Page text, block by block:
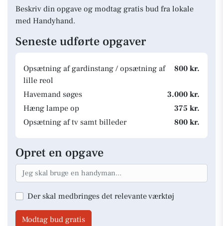
Beskriv din opgave og modtag gratis bud fra lokale
med Handyhand.
Seneste udførte opgaver
Opsætning af gardinstang / opsætning af
lille reol
800 kr.
Havemand søges
3.000 kr.
Hæng lampe op
375 kr.
Opsætning af tv samt billeder
800 kr.
Opret en opgave
Der skal medbringes det relevante værktøj
Modtag bud gratis